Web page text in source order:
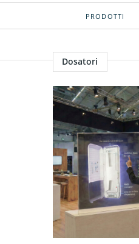
PRODOTTI
Dosatori